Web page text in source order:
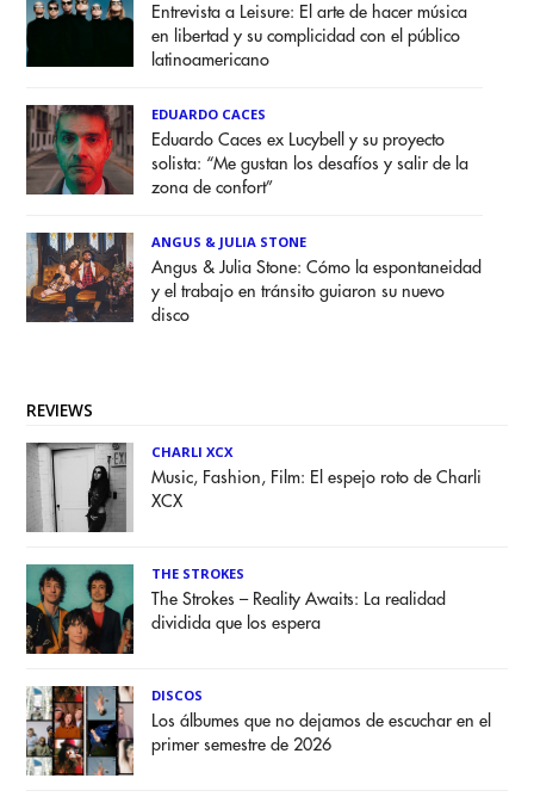
Entrevista a Leisure: El arte de hacer música
en libertad y su complicidad con el público
latinoamericano
EDUARDO CACES
Eduardo Caces ex Lucybell y su proyecto
solista: “Me gustan los desafíos y salir de la
zona de confort”
ANGUS & JULIA STONE
Angus & Julia Stone: Cómo la espontaneidad
y el trabajo en tránsito guiaron su nuevo
disco
REVIEWS
CHARLI XCX
Music, Fashion, Film: El espejo roto de Charli
XCX
THE STROKES
The Strokes – Reality Awaits: La realidad
dividida que los espera
DISCOS
Los álbumes que no dejamos de escuchar en el
primer semestre de 2026